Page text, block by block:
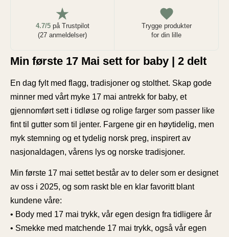
4.7/5på Trustpilot
(27 anmeldelser)
Trygge produkter
for din lille
Min første 17 Mai sett for baby | 2 delt
En dag fylt med flagg, tradisjoner og stolthet. Skap gode
minner med vårt myke 17 mai antrekk for baby, et
gjennomført sett i tidløse og rolige farger som passer like
fint til gutter som til jenter. Fargene gir en høytidelig, men
myk stemning og et tydelig norsk preg, inspirert av
nasjonaldagen, vårens lys og norske tradisjoner.
Min første 17 mai settet består av to deler som er designet
av oss i 2025, og som raskt ble en klar favoritt blant
kundene våre:
• Body med 17 mai trykk, vår egen design fra tidligere år
• Smekke med matchende 17 mai trykk, også vår egen